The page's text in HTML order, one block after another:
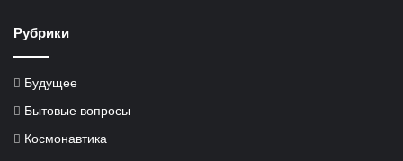
Рубрики
Будущее
Бытовые вопросы
Космонавтика